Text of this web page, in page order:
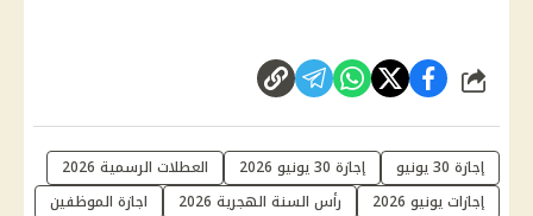
شارك
إجازة 30 يونيو إجازة 30 يونيو 2026
العطلات الرسمية 2026
إجازات يونيو 2026
رأس السنة الهجرية 2026
اجازة الموظفين